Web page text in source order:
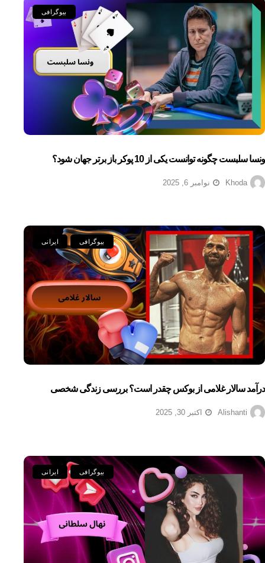
بیوگرافی
ونسا سلبست چگونه توانست یکی از 10 پوکر باز برتر جهان شود؟
Khoda نوامبر 6, 2025
ایرانی بیوگرافی
درآمد سالار غلامی از بوکس چقدر است؟ بررسی زندگی شخصی
Alishanti اکتبر 30, 2025
ایرانی بیوگرافی